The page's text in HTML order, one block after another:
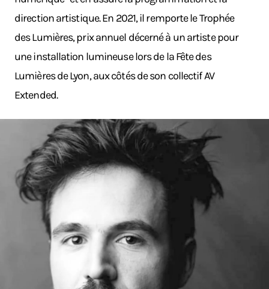
direction artistique. En 2021, il remporte le Trophée
des Lumières, prix annuel décerné à un artiste pour
une installation lumineuse lors de la Fête des
Lumières de Lyon, aux côtés de son collectif AV
Extended.